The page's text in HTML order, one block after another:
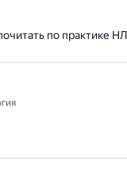
по практике